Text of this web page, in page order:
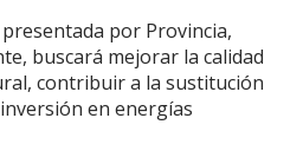
por Provincia,
buscará mejorar la calidad
contribuir a la sustitución
en energías